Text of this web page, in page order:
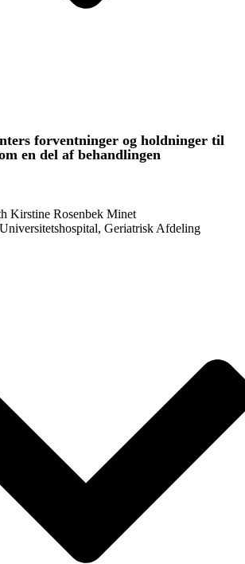
forventninger og holdninger til
en del af behandlingen
Kirstine Rosenbek Minet
Geriatrisk Afdeling